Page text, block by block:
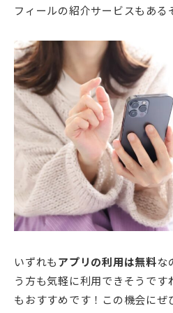
フィールの紹介サービスもある
いずれもアプリの利用は無料な
う方も気軽に利用できそうです
もおすすめです！この機会にぜ